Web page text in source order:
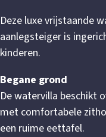
Deze luxe vrijstaande
aanlegsteiger is
kinderen.
Begane grond
De watervilla beschikt
met comfortabele
een ruime eettafel.